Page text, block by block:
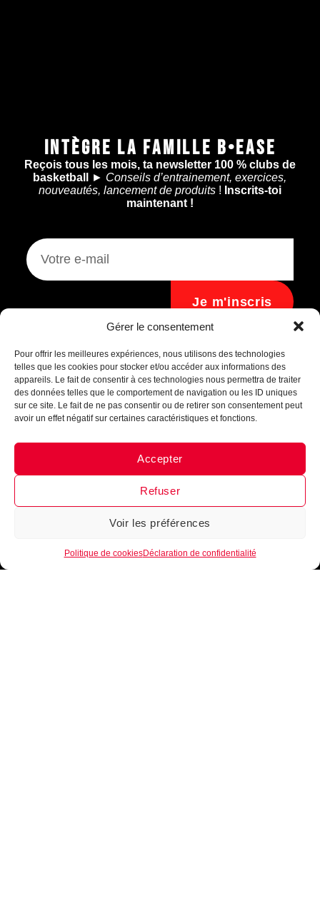
Gérer le consentement
Pour offrir les meilleures expériences, nous utilisons des technologies
telles que les cookies pour stocker et/ou accéder aux informations des
appareils. Le fait de consentir à ces technologies nous permettra de traiter
des données telles que le comportement de navigation ou les ID uniques
sur ce site. Le fait de ne pas consentir ou de retirer son consentement peut
avoir un effet négatif sur certaines caractéristiques et fonctions.
Accepter
Refuser
Voir les préférences
Politique de cookiesDéclaration de confidentialité
Messenger · Instagram
INTÈGRE LA FAMILLE B•EASE
Reçois tous les mois, ta newsletter 100 % clubs de
basketball
► Conseils d’entrainement, exercices,
nouveautés, lancement de produits! Inscrits-toi
maintenant !
Je m'inscris